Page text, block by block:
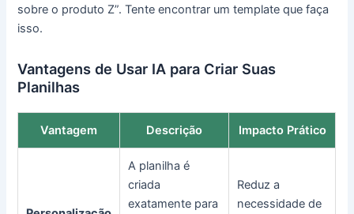
sobre o produto Z”. Tente encontrar um template que faça
isso.
Vantagens de Usar IA para Criar Suas
Planilhas
Vantagem Descrição Impacto Prático
A planilha é
criada
exatamente para
Reduz a
necessidade de